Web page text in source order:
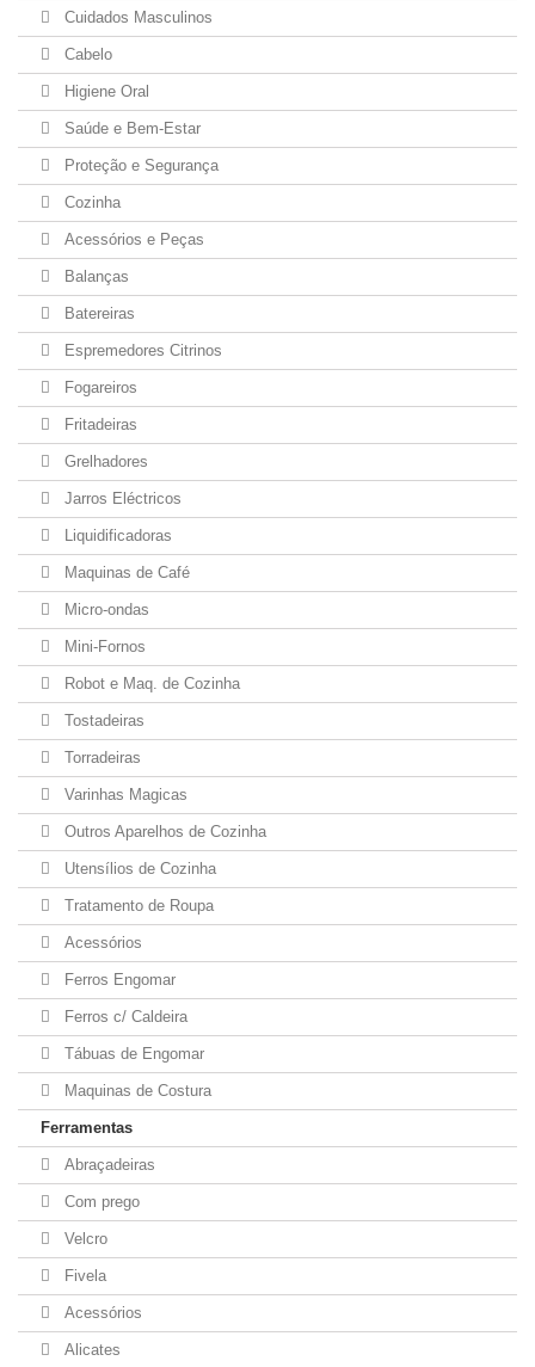
Cuidados Masculinos
Cabelo
Higiene Oral
Saúde e Bem-Estar
Proteção e Segurança
Cozinha
Acessórios e Peças
Balanças
Batereiras
Espremedores Citrinos
Fogareiros
Fritadeiras
Grelhadores
Jarros Eléctricos
Liquidificadoras
Maquinas de Café
Micro-ondas
Mini-Fornos
Robot e Maq. de Cozinha
Tostadeiras
Torradeiras
Varinhas Magicas
Outros Aparelhos de Cozinha
Utensílios de Cozinha
Tratamento de Roupa
Acessórios
Ferros Engomar
Ferros c/ Caldeira
Tábuas de Engomar
Maquinas de Costura
Ferramentas
Abraçadeiras
Com prego
Velcro
Fivela
Acessórios
Alicates